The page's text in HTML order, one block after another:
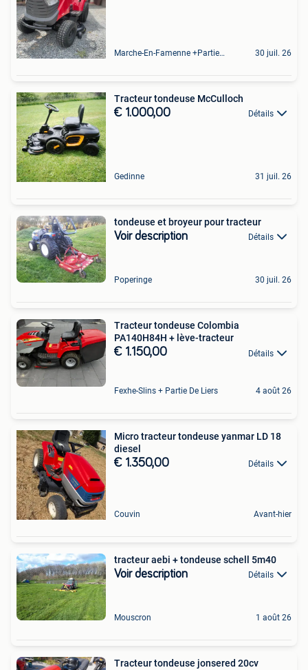
Marche-En-Famenne +Partie De Baillonville Et Noiseux 30 juil. 26
Tracteur tondeuse McCulloch
€ 1.000,00 Détails
Gedinne 31 juil. 26
tondeuse et broyeur pour tracteur
Voir description Détails
Poperinge 30 juil. 26
Tracteur tondeuse Colombia
PA140H84H + lève-tracteur
€ 1.150,00 Détails
Fexhe-Slins + Partie De Liers 4 août 26
Micro tracteur tondeuse yanmar LD 18
diesel
€ 1.350,00 Détails
Couvin Avant-hier
tracteur aebi + tondeuse schell 5m40
Voir description Détails
Mouscron 1 août 26
Tracteur tondeuse jonsered 20cv